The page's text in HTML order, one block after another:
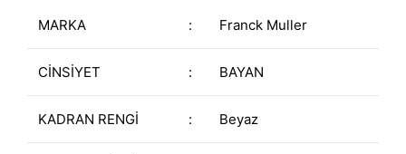
MARKA : Franck Muller
CİNSİYET : BAYAN
KADRAN RENGİ : Beyaz